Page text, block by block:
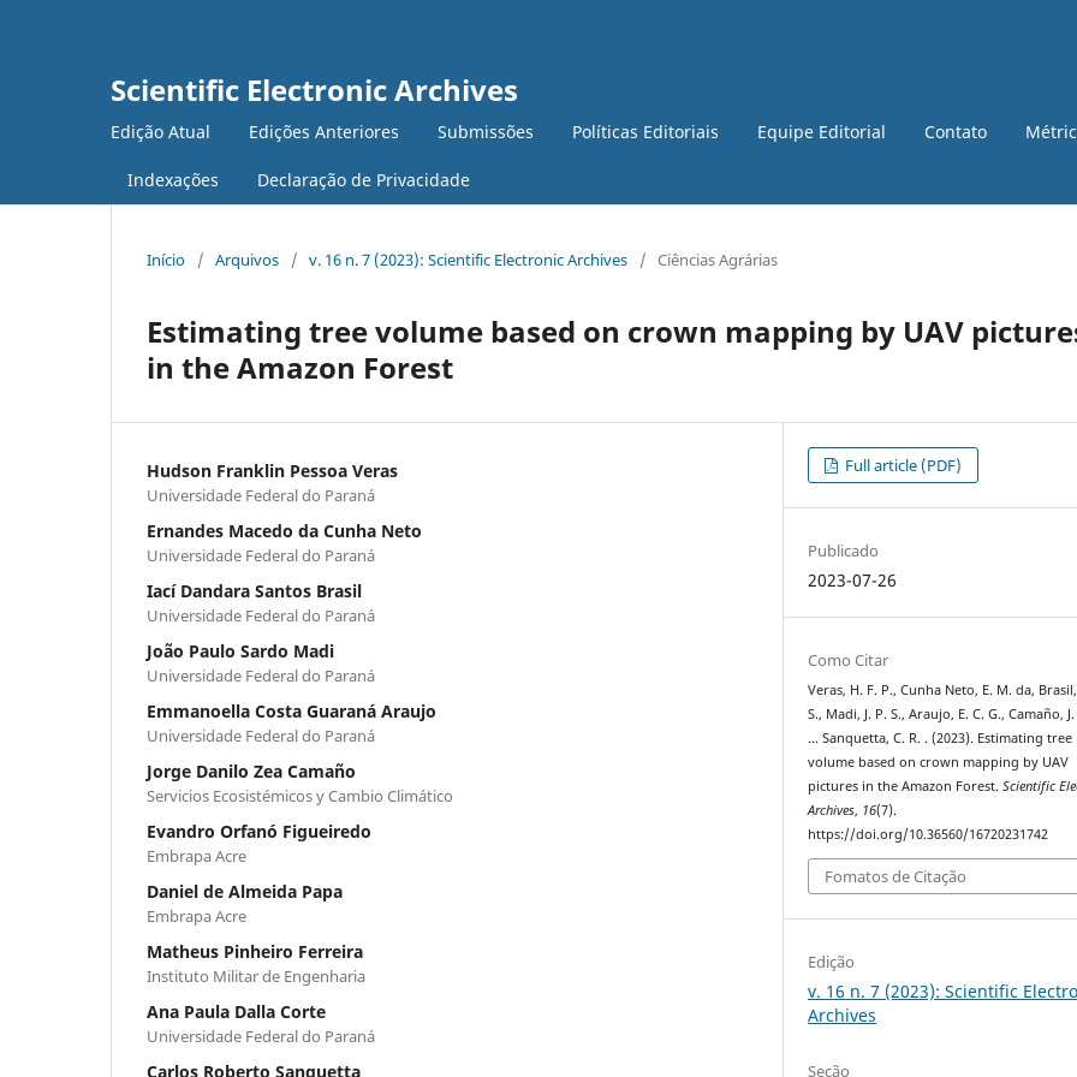
Scientific Electronic Archives
Edição Atual Edições Anteriores Submissões Políticas Editoriais Equipe Editorial Contato
Indexações Declaração de Privacidade
Início / Arquivos / v. 16 n. 7 (2023): Scientific Electronic Archives / Ciências Agrárias
Estimating tree volume based on crown mapping by UAV
in the Amazon Forest
Hudson Franklin Pessoa Veras
Universidade Federal do Paraná
Ernandes Macedo da Cunha Neto
Universidade Federal do Paraná
Iací Dandara Santos Brasil
Universidade Federal do Paraná
João Paulo Sardo Madi
Universidade Federal do Paraná
Emmanoella Costa Guaraná Araujo
Universidade Federal do Paraná
Jorge Danilo Zea Camaño
Servicios Ecosistémicos y Cambio Climático
Evandro Orfanó Figueiredo
Embrapa Acre
Daniel de Almeida Papa
Embrapa Acre
Matheus Pinheiro Ferreira
Instituto Militar de Engenharia
Ana Paula Dalla Corte
Universidade Federal do Paraná
Carlos Roberto Sanquetta
Full article (PDF)
Publicado
2023-07-26
Como Citar
Veras, H. F. P., Cunha Neto, E. M. da,
S., Madi, J. P. S., Araujo, E. C. G., Camaño, J.
… Sanquetta, C. R. . (2023). Estimating tree
volume based on crown mapping by UAV
pictures in the Amazon Forest.Scientific
Archives, 16(7).
https://doi.org/10.36560/16720231742
Fomatos de Citação
Edição
v. 16 n. 7 (2023): Scientific
Archives
Seção